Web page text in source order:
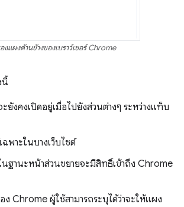
งแผงด้านข้างของเบราว์เซอร์ Chrome
นี้
ยังคงเปิดอยู่เมื่อไปยังส่วนต่างๆ ระหว่างแท็บ
ฉพาะในบางเว็บไซต์
นฐานะหน้าส่วนขยายจะมีสิทธิ์เข้าถึง Chrome
ง Chrome ผู้ใช้สามารถระบุได้ว่าจะให้แผง